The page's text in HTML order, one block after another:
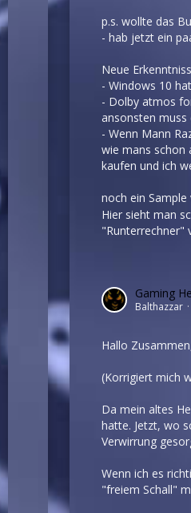
p.s. wollte das
- hab jetzt ein
Neue
- Windows 10
- Dolby atmos
ansonsten muss
- Wenn Mann
wie mans schon
kaufen und ich
noch ein
Hier sieht man
"Runterrechner"
Gaming
Balthazzar
Hallo
(Korrigiert mich
Da mein altes
hatte. Jetzt, wo
Verwirrung
Wenn ich es
"freiem Schall"